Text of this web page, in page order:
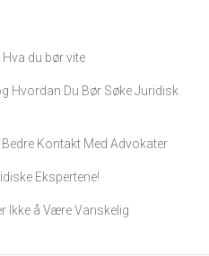
du bør vite
Hvordan Du Bør Søke Juridisk
Kontakt Med Advokater
Ekspertene!
Ikke å Være Vanskelig